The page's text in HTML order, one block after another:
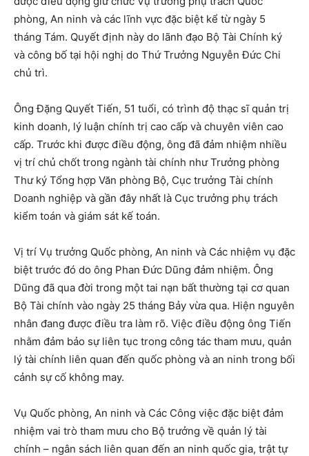
phòng, An ninh và các lĩnh vực đặc biệt kể từ ngày 5
tháng Tám. Quyết định này do lãnh đạo Bộ Tài Chính ký
và công bố tại hội nghị do Thứ Trưởng Nguyễn Đức Chi
chủ trì.
Ông Đặng Quyết Tiến, 51 tuổi, có trình độ thạc sĩ quản trị
kinh doanh, lý luận chính trị cao cấp và chuyên viên cao
cấp. Trước khi được điều động, ông đã đảm nhiệm nhiều
vị trí chủ chốt trong ngành tài chính như Trưởng phòng
Thư ký Tổng hợp Văn phòng Bộ, Cục trưởng Tài chính
Doanh nghiệp và gần đây nhất là Cục trưởng phụ trách
kiểm toán và giám sát kế toán.
Vị trí Vụ trưởng Quốc phòng, An ninh và Các nhiệm vụ đặc
biệt trước đó do ông Phan Đức Dũng đảm nhiệm. Ông
Dũng đã qua đời trong một tai nạn bất thường tại cơ quan
Bộ Tài chính vào ngày 25 tháng Bảy vừa qua. Hiện nguyên
nhân đang được điều tra làm rõ. Việc điều động ông Tiến
nhằm đảm bảo sự liên tục trong công tác tham mưu, quản
lý tài chính liên quan đến quốc phòng và an ninh trong bối
cảnh sự cố không may.
Vụ Quốc phòng, An ninh và Các Công việc đặc biệt đảm
nhiệm vai trò tham mưu cho Bộ trưởng về quản lý tài
chính – ngân sách liên quan đến an ninh quốc gia, trật tự